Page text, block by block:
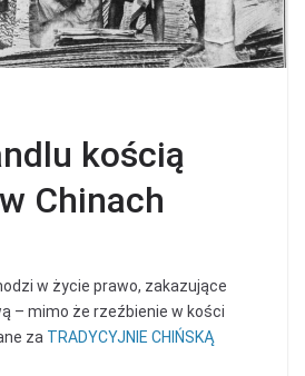
kością
Chinach
w życie prawo, zakazujące
– mimo że rzeźbienie w kości
za TRADYCYJNIE CHIŃSKĄ